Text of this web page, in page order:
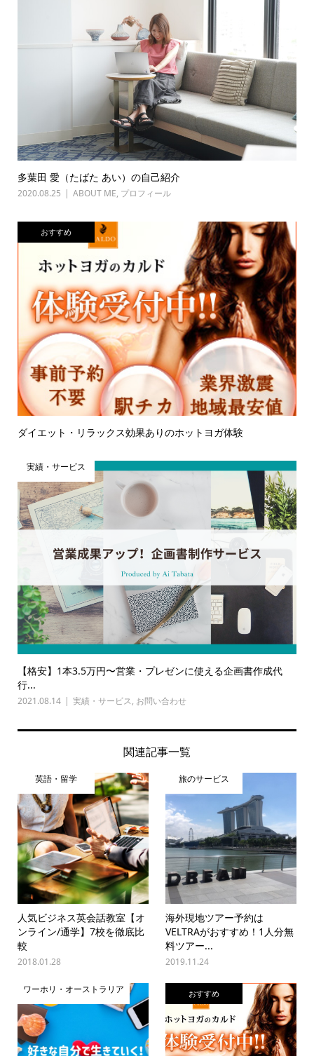
多葉田 愛（たばた あい）の自己紹介
2020.08.25 ABOUT ME, プロフィール
おすすめ
ダイエット・リラックス効果ありのホットヨガ体験
実績・サービス
【格安】1本3.5万円〜営業・プレゼンに使える企画書作成代
行...
2021.08.14 実績・サービス, お問い合わせ
関連記事一覧
英語・留学
人気ビジネス英会話教室【オ
ンライン/通学】7校を徹底比
較
2018.01.28
旅のサービス
海外現地ツアー予約は
VELTRAがおすすめ！1人分無
料ツアー...
2019.11.24
ワーホリ・オーストラリア おすすめ